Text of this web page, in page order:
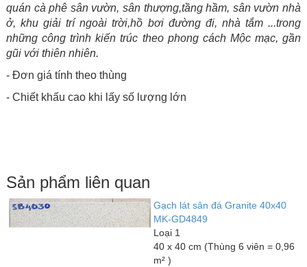
quán cà phê sân vườn, sân thượng,tầng hầm, sân vườn nhà
ở, khu giải trí ngoài trời,hồ bơi đường đi, nhà tắm ...trong
những công trình kiến trúc theo phong cách Mộc mạc, gần
gũi với thiên nhiên.
- Đơn giá tính theo thùng
- Chiết khấu cao khi lấy số lượng lớn
Sản phẩm liên quan
Gạch lát sân đá Granite 40x40
MK-GD4849
Loại 1
40 x 40 cm (Thùng 6 viên = 0,96
m² )